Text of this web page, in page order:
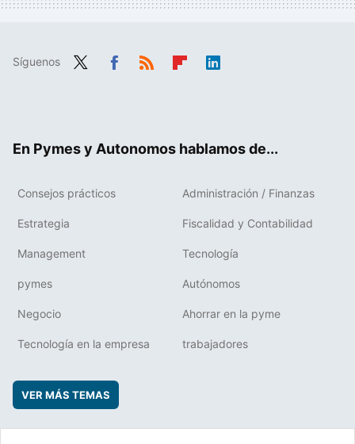
Síguenos
En Pymes y Autonomos hablamos de...
Consejos prácticos Administración / Finanzas
Estrategia Fiscalidad y Contabilidad
Management Tecnología
pymes Autónomos
Negocio Ahorrar en la pyme
Tecnología en la empresa trabajadores
VER MÁS TEMAS